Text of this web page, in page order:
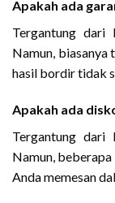
Apakah ada
Tergantung dari
Namun,
hasil bordir tidak
Apakah ada
Tergantung dari
Namun,
Anda memesan